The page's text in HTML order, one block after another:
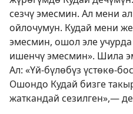
сезчү эмесмин. Ал мени
ойлочумун. Кудай мени
эмесмин, ошол эле
ишенчү эмесмин». Шила
Ал: «Үй-бүлөбүз үстөкө-
Ошондо Кудай бизге
жаткандай сезилген»,—